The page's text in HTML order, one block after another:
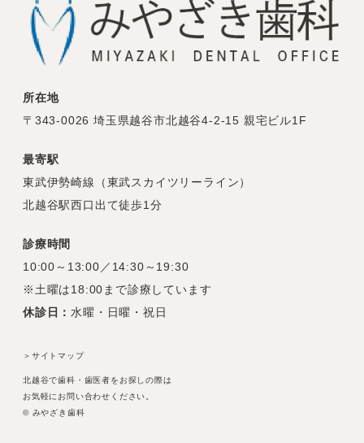
所在地
〒343-0026 埼玉県越谷市北越谷4-2-15 親宅ビル1F
最寄駅
東武伊勢崎線（東武スカイツリーライン）
北越谷駅西口出て徒歩1分
診療時間
10:00～13:00／14:30～19:30
※土曜は18:00まで診療しています
休診日：水曜・日曜・祝日
＞サイトマップ
北越谷で歯科・歯医者をお探しの際は
お気軽にお問い合わせください。
© みやざき歯科